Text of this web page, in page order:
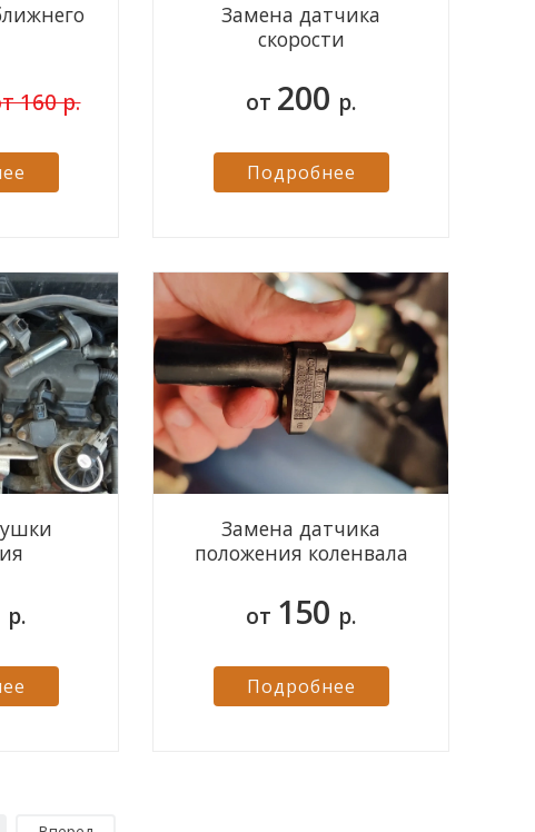
Диагностика автомобиля на
оборудовании Bosch
160 р.
Замена датчика
скорости
от 200 р.
Подробнее
р.
Замена датчика
положения коленвала
от 150 р.
Подробнее